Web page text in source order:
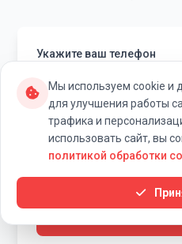
Укажите ваш телефон
В течение 15 минут вам
«Ровный Ход» для
Мы используем cookie и
для улучшения работы
трафика и
использовать сайт, вы
политикой обработки